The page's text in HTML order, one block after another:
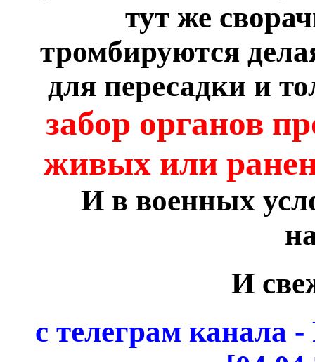
тут же
тромбируются
для пересадки и
забор органов
живых или
И в военных
И
с телеграм